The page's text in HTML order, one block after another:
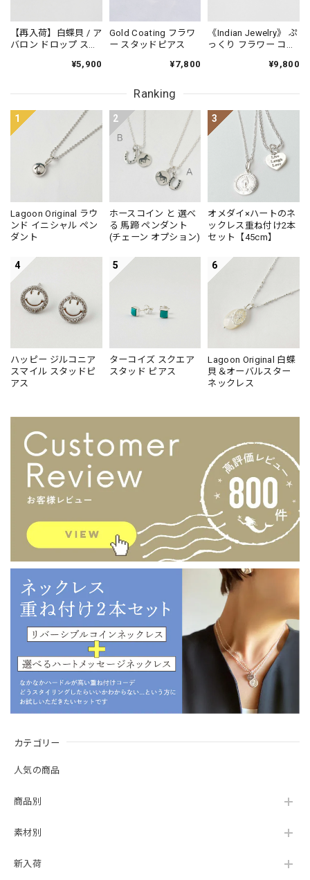
カテゴリー
人気の商品
商品別
素材別
新入荷
【再入荷】白蝶貝 / ア
バロン ドロップ スタ
アス プチピアス¥5,900
Gold Coating フラワ
ー スタッドピアス
¥7,800
《Indian Jewelry》 ぷ
っくり フラワー コン
¥9,800
Ranking
1
Lagoon Original ラウ
ンド イニシャル ペン
ダント
2
ホースコイン と 選べ
る 馬蹄 ペンダント
(チェーン オプション)
3
オメダイ×ハートのネ
ックレス重ね付け2本
セット【45cm】
4
ハッピー ジルコニア
スマイル スタッドピ
アス
5
ターコイズ スクエア
スタッド ピアス
6
Lagoon Original 白蝶
貝＆オーバルスター
ネックレス